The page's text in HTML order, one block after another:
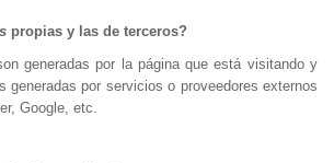
propias y las de terceros?
generadas por la página que está visitando y
generadas por servicios o proveedores externos
Google, etc.